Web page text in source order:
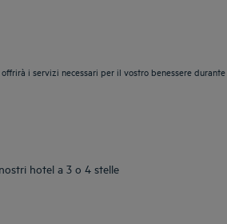
i servizi necessari per il vostro benessere
hotel a 3 o 4 stelle